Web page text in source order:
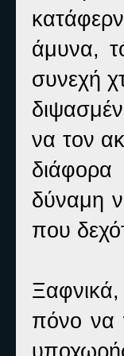
άμυνα,
συνεχή
να τον
διάφορα
δύναμη
που
πόνο να